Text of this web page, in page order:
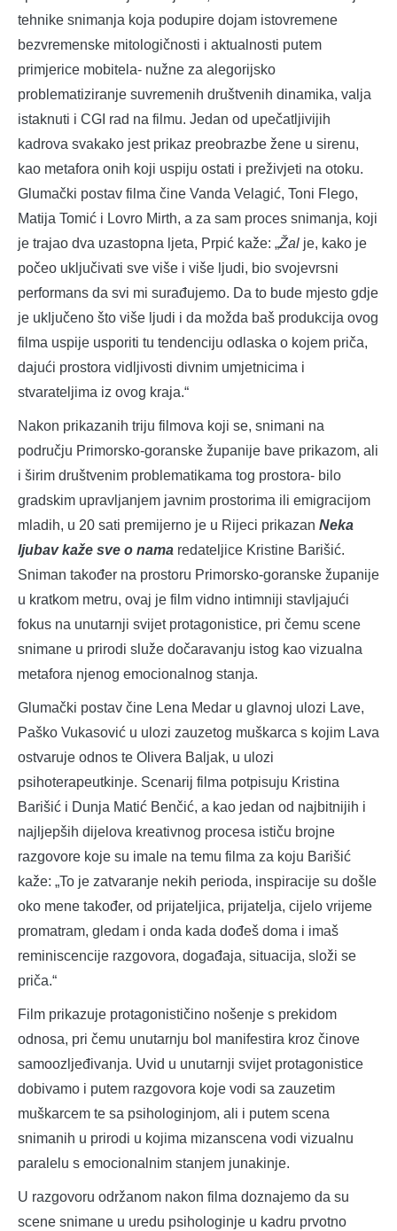
tehnike snimanja koja podupire dojam istovremene
bezvremenske mitologičnosti i aktualnosti putem
primjerice mobitela- nužne za alegorijsko
problematiziranje suvremenih društvenih dinamika, valja
istaknuti i CGI rad na filmu. Jedan od upečatljivijih
kadrova svakako jest prikaz preobrazbe žene u sirenu,
kao metafora onih koji uspiju ostati i preživjeti na otoku.
Glumački postav filma čine Vanda Velagić, Toni Flego,
Matija Tomić i Lovro Mirth, a za sam proces snimanja, koji
je trajao dva uzastopna ljeta, Prpić kaže: „Žal je, kako je
počeo uključivati sve više i više ljudi, bio svojevrsni
performans da svi mi surađujemo. Da to bude mjesto gdje
je uključeno što više ljudi i da možda baš produkcija ovog
filma uspije usporiti tu tendenciju odlaska o kojem priča,
dajući prostora vidljivosti divnim umjetnicima i
stvarateljima iz ovog kraja.“
Nakon prikazanih triju filmova koji se, snimani na
području Primorsko-goranske županije bave prikazom, ali
i širim društvenim problematikama tog prostora- bilo
gradskim upravljanjem javnim prostorima ili emigracijom
mladih, u 20 sati premijerno je u Rijeci prikazan Neka
ljubav kaže sve o nama redateljice Kristine Barišić.
Sniman također na prostoru Primorsko-goranske županije
u kratkom metru, ovaj je film vidno intimniji stavljajući
fokus na unutarnji svijet protagonistice, pri čemu scene
snimane u prirodi služe dočaravanju istog kao vizualna
metafora njenog emocionalnog stanja.
Glumački postav čine Lena Medar u glavnoj ulozi Lave,
Paško Vukasović u ulozi zauzetog muškarca s kojim Lava
ostvaruje odnos te Olivera Baljak, u ulozi
psihoterapeutkinje. Scenarij filma potpisuju Kristina
Barišić i Dunja Matić Benčić, a kao jedan od najbitnijih i
najljepših dijelova kreativnog procesa ističu brojne
razgovore koje su imale na temu filma za koju Barišić
kaže: „To je zatvaranje nekih perioda, inspiracije su došle
oko mene također, od prijateljica, prijatelja, cijelo vrijeme
promatram, gledam i onda kada dođeš doma i imaš
reminiscencije razgovora, događaja, situacija, složi se
priča.“
Film prikazuje protagonističino nošenje s prekidom
odnosa, pri čemu unutarnju bol manifestira kroz činove
samoozljeđivanja. Uvid u unutarnji svijet protagonistice
dobivamo i putem razgovora koje vodi sa zauzetim
muškarcem te sa psihologinjom, ali i putem scena
snimanih u prirodi u kojima mizanscena vodi vizualnu
paralelu s emocionalnim stanjem junakinje.
U razgovoru održanom nakon filma doznajemo da su
scene snimane u uredu psihologinje u kadru prvotno